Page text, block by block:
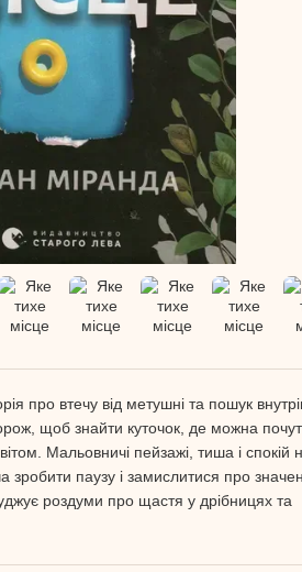
про втечу від метушні та пошук
щоб знайти куточок, де можна
Мальовничі пейзажі, тиша і
зробити паузу і замислитися про
роздуми про щастя у дрібницях та